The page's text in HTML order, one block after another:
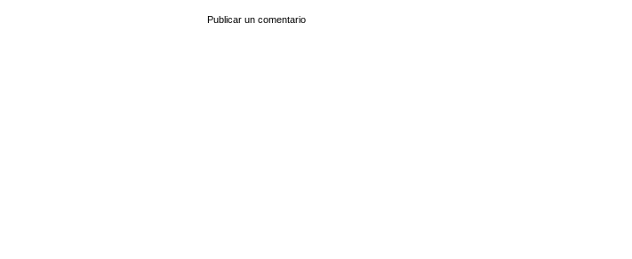
Publicar un comentario